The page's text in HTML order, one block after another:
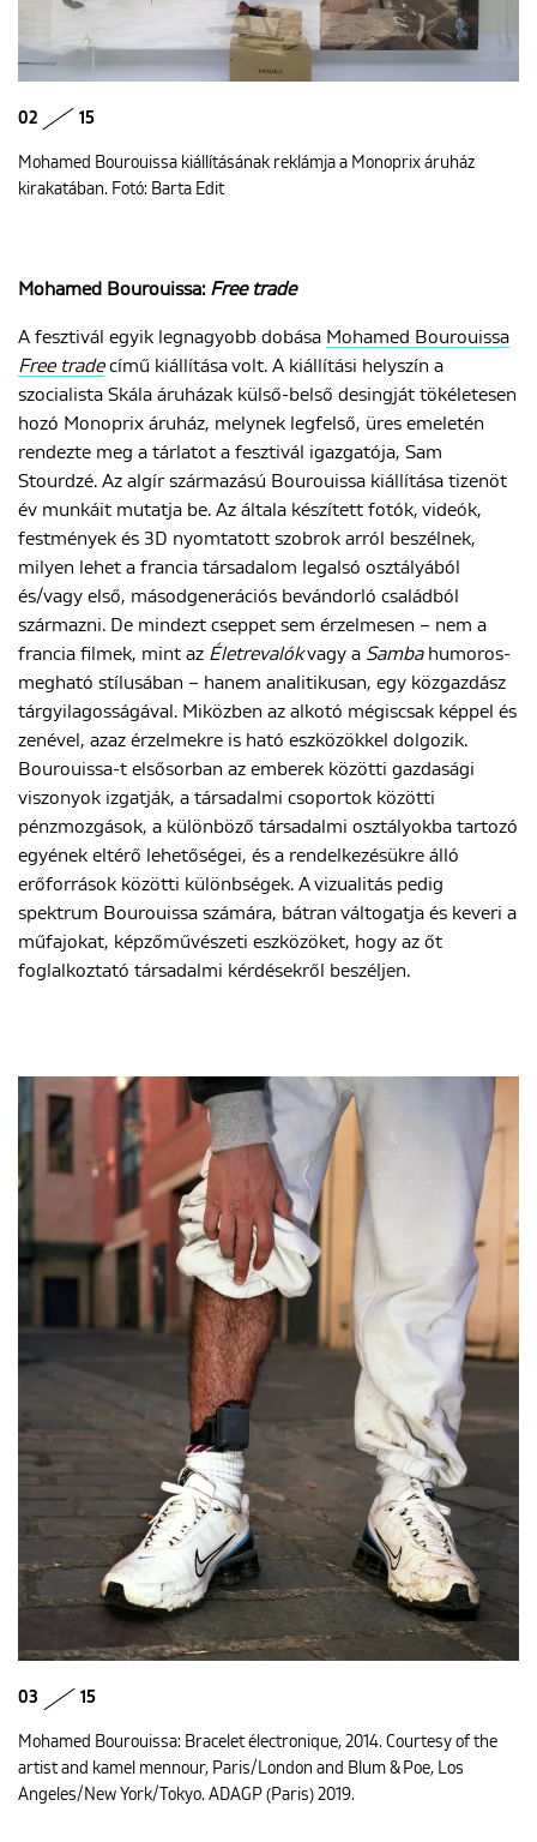
02 15
Mohamed Bourouissa kiállításának reklámja a Monoprix áruház
kirakatában. Fotó: Barta Edit
Mohamed Bourouissa: Free trade
A fesztivál egyik legnagyobb dobása Mohamed Bourouissa
Free tradecímű kiállítása volt. A kiállítási helyszín a
szocialista Skála áruházak külső-belső desingját tökéletesen
hozó Monoprix áruház, melynek legfelső, üres emeletén
rendezte meg a tárlatot a fesztivál igazgatója, Sam
Stourdzé. Az algír származású Bourouissa kiállítása tizenöt
év munkáit mutatja be. Az általa készített fotók, videók,
festmények és 3D nyomtatott szobrok arról beszélnek,
milyen lehet a francia társadalom legalsó osztályából
és/vagy első, másodgenerációs bevándorló családból
származni. De mindezt cseppet sem érzelmesen – nem a
francia filmek, mint az Életrevalókvagy a Sambahumoros-
megható stílusában – hanem analitikusan, egy közgazdász
tárgyilagosságával. Miközben az alkotó mégiscsak képpel és
zenével, azaz érzelmekre is ható eszközökkel dolgozik.
Bourouissa-t elsősorban az emberek közötti gazdasági
viszonyok izgatják, a társadalmi csoportok közötti
pénzmozgások, a különböző társadalmi osztályokba tartozó
egyének eltérő lehetőségei, és a rendelkezésükre álló
erőforrások közötti különbségek. A vizualitás pedig
spektrum Bourouissa számára, bátran váltogatja és keveri a
műfajokat, képzőművészeti eszközöket, hogy az őt
foglalkoztató társadalmi kérdésekről beszéljen.
03 15
Mohamed Bourouissa: Bracelet électronique, 2014. Courtesy of the
artist and kamel mennour, Paris/London and Blum & Poe, Los
Angeles/New York/Tokyo. ADAGP (Paris) 2019.